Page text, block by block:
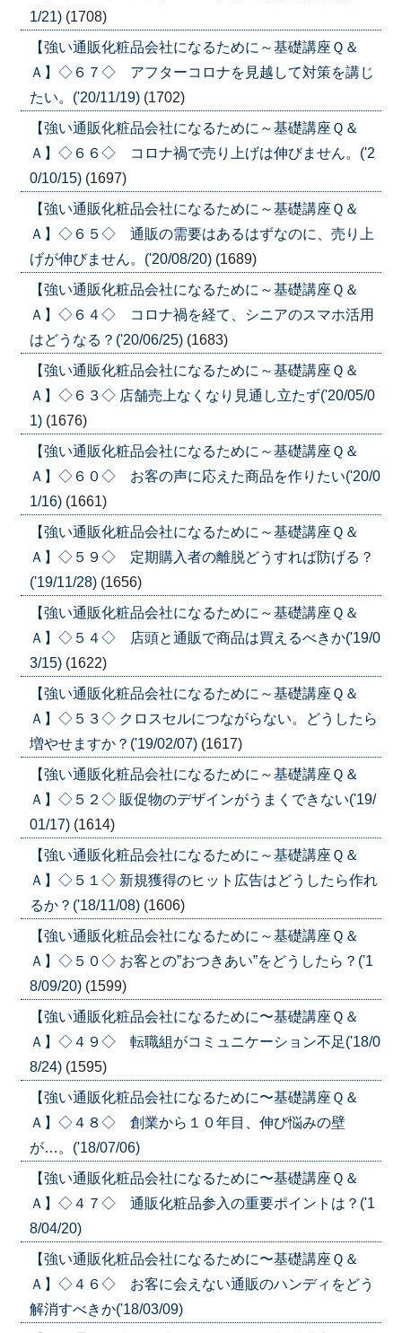
1/21) (1708)
【強い通販化粧品会社になるために～基礎講座Ｑ＆
Ａ】◇６７◇ アフターコロナを見越して対策を講じ
たい。('20/11/19) (1702)
【強い通販化粧品会社になるために～基礎講座Ｑ＆
Ａ】◇６６◇ コロナ禍で売り上げは伸びません。('2
0/10/15) (1697)
【強い通販化粧品会社になるために～基礎講座Ｑ＆
Ａ】◇６５◇ 通販の需要はあるはずなのに、売り上
げが伸びません。('20/08/20) (1689)
【強い通販化粧品会社になるために～基礎講座Ｑ＆
Ａ】◇６４◇ コロナ禍を経て、シニアのスマホ活用
はどうなる？('20/06/25) (1683)
【強い通販化粧品会社になるために～基礎講座Ｑ＆
Ａ】◇６３◇ 店舗売上なくなり見通し立たず('20/05/0
1) (1676)
【強い通販化粧品会社になるために～基礎講座Ｑ＆
Ａ】◇６０◇ お客の声に応えた商品を作りたい('20/0
1/16) (1661)
【強い通販化粧品会社になるために～基礎講座Ｑ＆
Ａ】◇５９◇ 定期購入者の離脱どうすれば防げる？
('19/11/28) (1656)
【強い通販化粧品会社になるために～基礎講座Ｑ＆
Ａ】◇５４◇ 店頭と通販で商品は買えるべきか('19/0
3/15) (1622)
【強い通販化粧品会社になるために～基礎講座Ｑ＆
Ａ】◇５３◇ クロスセルにつながらない。どうしたら
増やせますか？('19/02/07) (1617)
【強い通販化粧品会社になるために～基礎講座Ｑ＆
Ａ】◇５２◇ 販促物のデザインがうまくできない('19/
01/17) (1614)
【強い通販化粧品会社になるために～基礎講座Ｑ＆
Ａ】◇５１◇ 新規獲得のヒット広告はどうしたら作れ
るか？('18/11/08) (1606)
【強い通販化粧品会社になるために～基礎講座Ｑ＆
Ａ】◇５０◇ お客との”おつきあい”をどうしたら？('1
8/09/20) (1599)
【強い通販化粧品会社になるために〜基礎講座Ｑ＆
Ａ】◇４９◇ 転職組がコミュニケーション不足('18/0
8/24) (1595)
【強い通販化粧品会社になるために〜基礎講座Ｑ＆
Ａ】◇４８◇ 創業から１０年目、伸び悩みの壁
が…。('18/07/06)
【強い通販化粧品会社になるために〜基礎講座Ｑ＆
Ａ】◇４７◇ 通販化粧品参入の重要ポイントは？('1
8/04/20)
【強い通販化粧品会社になるために〜基礎講座Ｑ＆
Ａ】◇４６◇ お客に会えない通販のハンディをどう
解消すべきか('18/03/09)